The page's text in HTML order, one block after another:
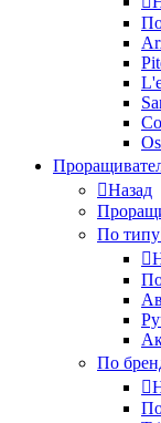
Назад
По типу
По